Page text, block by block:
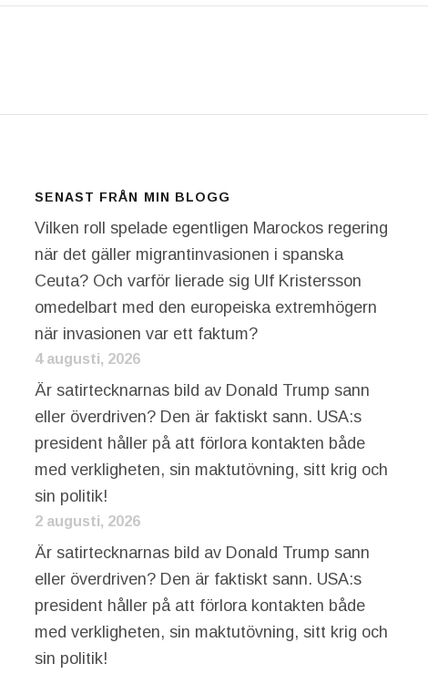
SENAST FRÅN MIN BLOGG
Vilken roll spelade egentligen Marockos regering
när det gäller migrantinvasionen i spanska
Ceuta? Och varför lierade sig Ulf Kristersson
omedelbart med den europeiska extremhögern
när invasionen var ett faktum?
4 augusti, 2026
Är satirtecknarnas bild av Donald Trump sann
eller överdriven? Den är faktiskt sann. USA:s
president håller på att förlora kontakten både
med verkligheten, sin maktutövning, sitt krig och
sin politik!
2 augusti, 2026
Är satirtecknarnas bild av Donald Trump sann
eller överdriven? Den är faktiskt sann. USA:s
president håller på att förlora kontakten både
med verkligheten, sin maktutövning, sitt krig och
sin politik!